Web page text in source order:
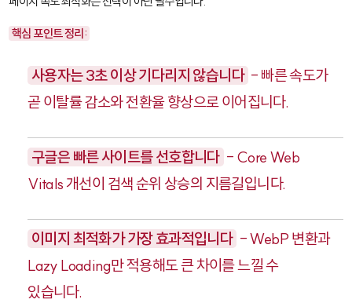
핵심 포인트 정리:
사용자는 3초 이상 기다리지 않습니다 - 빠른 속도가
곧 이탈률 감소와 전환율 향상으로 이어집니다.
구글은 빠른 사이트를 선호합니다 - Core Web
Vitals 개선이 검색 순위 상승의 지름길입니다.
이미지 최적화가 가장 효과적입니다 - WebP 변환과
Lazy Loading만 적용해도 큰 차이를 느낄 수
있습니다.